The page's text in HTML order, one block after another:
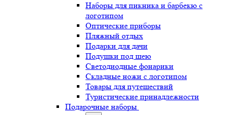
Наборы для пикника и барбекю с
логотипом
Оптические приборы
Пляжный отдых
Подарки для дачи
Подушки под шею
Светодиодные фонарики
Складные ножи с логотипом
Товары для путешествий
Туристические принадлежности
Подарочные наборы